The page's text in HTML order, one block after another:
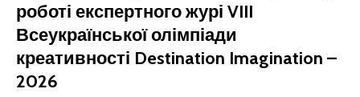
роботі експертного журі VIII
Всеукраїнської олімпіади
креативності Destination Imagination –
2026